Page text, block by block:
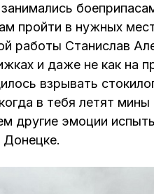
пройти в нужных
работы Станислав
и даже не как на
взрывать
в тебя летят
другие эмоции
Донецке.